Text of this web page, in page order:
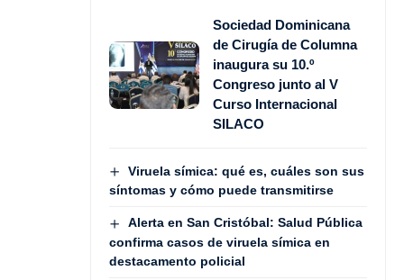
Sociedad Dominicana
de Cirugía de Columna
inaugura su 10.º
Congreso junto al V
Curso Internacional
SILACO
Viruela símica: qué es, cuáles son sus
síntomas y cómo puede transmitirse
Alerta en San Cristóbal: Salud Pública
confirma casos de viruela símica en
destacamento policial